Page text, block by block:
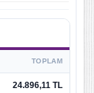
TOPLAM
24.896,11 TL